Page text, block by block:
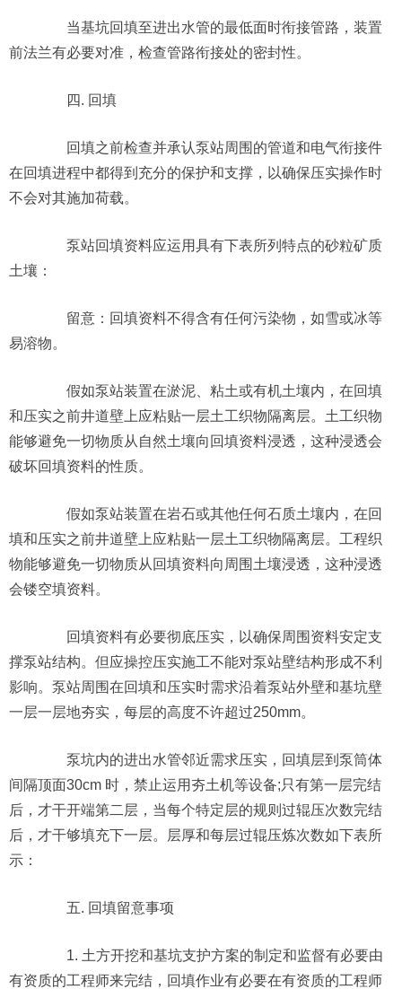
当基坑回填至进出水管的最低面时衔接管路，装置
前法兰有必要对准，检查管路衔接处的密封性。
四. 回填
回填之前检查并承认泵站周围的管道和电气衔接件
在回填进程中都得到充分的保护和支撑，以确保压实操作时
不会对其施加荷载。
泵站回填资料应运用具有下表所列特点的砂粒矿质
土壤：
留意：回填资料不得含有任何污染物，如雪或冰等
易溶物。
假如泵站装置在淤泥、粘土或有机土壤内，在回填
和压实之前井道壁上应粘贴一层土工织物隔离层。土工织物
能够避免一切物质从自然土壤向回填资料浸透，这种浸透会
破坏回填资料的性质。
假如泵站装置在岩石或其他任何石质土壤内，在回
填和压实之前井道壁上应粘贴一层土工织物隔离层。工程织
物能够避免一切物质从回填资料向周围土壤浸透，这种浸透
会镂空填资料。
回填资料有必要彻底压实，以确保周围资料安定支
撑泵站结构。但应操控压实施工不能对泵站壁结构形成不利
影响。泵站周围在回填和压实时需求沿着泵站外壁和基坑壁
一层一层地夯实，每层的高度不许超过250mm。
泵坑内的进出水管邻近需求压实，回填层到泵筒体
间隔顶面30cm 时，禁止运用夯土机等设备;只有第一层完结
后，才干开端第二层，当每个特定层的规则过辊压次数完结
后，才干够填充下一层。层厚和每层过辊压炼次数如下表所
示：
五. 回填留意事项
1. 土方开挖和基坑支护方案的制定和监督有必要由
有资质的工程师来完结，回填作业有必要在有资质的工程师